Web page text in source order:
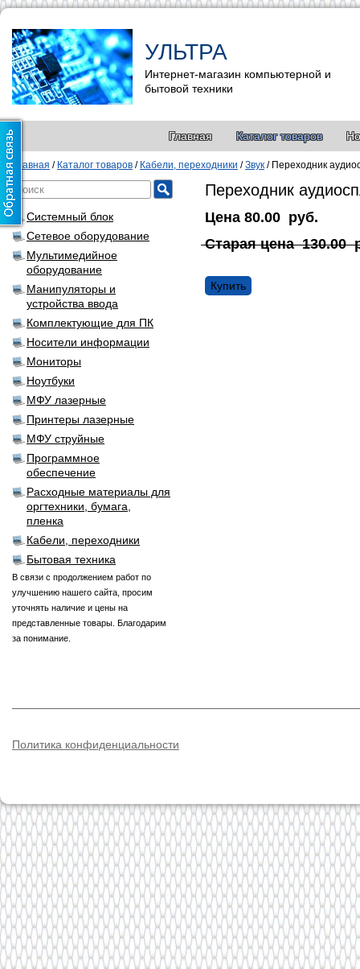
УЛЬТРА
Интернет-магазин компьютерной и
бытовой техники
Главная Каталог товаров
Главная / Каталог товаров / Кабели, переходники / Звук / Переходник
Системный блок
Сетевое оборудование
Мультимедийное
оборудование
Манипуляторы и
устройства ввода
Комплектующие для ПК
Носители информации
Мониторы
Ноутбуки
МФУ лазерные
Принтеры лазерные
МФУ струйные
Программное
обеспечение
Расходные материалы для
оргтехники, бумага,
пленка
Кабели, переходники
Бытовая техника
В связи с продолжением работ по
улучшению нашего сайта, просим
уточнять наличие и цены на
представленные товары. Благодарим
за понимание.
Переходник
Цена 80.00 руб.
Старая цена 130.00
Купить
Политика конфиденциальности